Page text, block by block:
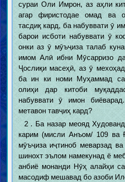
сураи Оли Имрон, аз аҳли
агар фиристодае омад ва
тасдиқ кард, ба набуввати ӯ
барои исботи набуввати ӯ
онки аз ӯ мӯъҷиза талаб
имом Алӣ ибни Мӯсарризо
Ҷослиқи масеҳӣ, аз ӯ
ба ин ки номи Муҳаммад
олиҳи дар китоби
набуввати ӯ имон
метавон тавҷиҳ кард?
2 . Ба назар меояд
карим (мисли Анъом/ 109 ва
мӯъҷиза иҷтиноб меварзад
шинохт эълом намекунад ё
анбиё монанди Нӯҳ алайҳи
масодиф мешавад бо азоби